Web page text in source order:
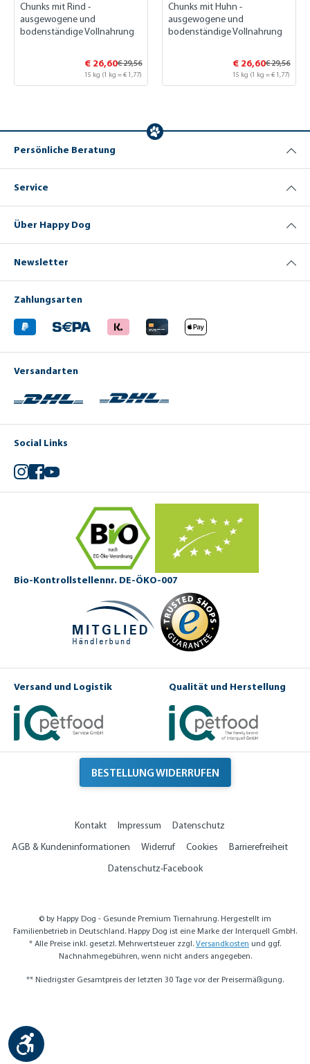
Chunks mit Rind -
ausgewogene und
bodenständige Vollnahrung
€ 26,60€ 29,56
15 kg (1 kg = € 1,77)
Chunks mit Huhn -
ausgewogene und
bodenständige Vollnahrung
€ 26,60€ 29,56
15 kg (1 kg = € 1,77)
Persönliche Beratung
Service
Über Happy Dog
Newsletter
Zahlungsarten
Versandarten
Social Links
Instagram
Facebook
YouTube
Bio-Kontrollstellennr. DE-ÖKO-007
Versand und Logistik Qualität und Herstellung
BESTELLUNG WIDERRUFEN
Kontakt Impressum
Datenschutz
AGB & Kundeninformationen
Widerruf Cookies
Barrierefreiheit
Datenschutz-Facebook
© by Happy Dog - Gesunde Premium Tiernahrung. Hergestellt im
Familienbetrieb in Deutschland. Happy Dog ist eine Marke der Interquell GmbH.
* Alle Preise inkl. gesetzl. Mehrwertsteuer zzgl. Versandkosten und ggf.
Nachnahmegebühren, wenn nicht anders angegeben.
** Niedrigster Gesamtpreis der letzten 30 Tage vor der Preisermäßigung.
Werkzeugleiste anzeigen